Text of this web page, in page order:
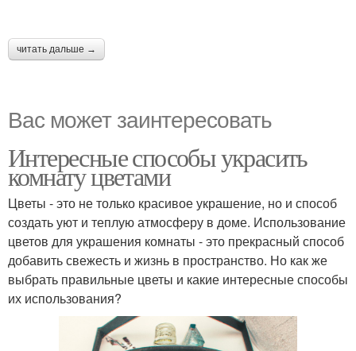
читать дальше →
Вас может заинтересовать
Интересные способы украсить
комнату цветами
Цветы - это не только красивое украшение, но и способ
создать уют и теплую атмосферу в доме. Использование
цветов для украшения комнаты - это прекрасный способ
добавить свежесть и жизнь в пространство. Но как же
выбрать правильные цветы и какие интересные способы
их использования?